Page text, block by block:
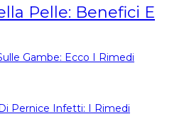
Pelle: Benefici E
Gambe: Ecco I Rimedi
Pernice Infetti: I Rimedi